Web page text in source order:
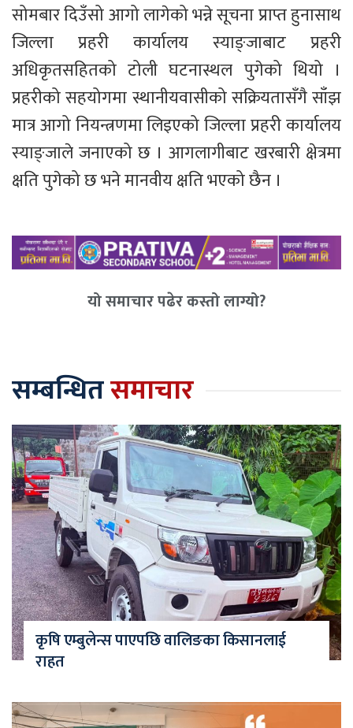
सोमबार दिउँसो आगो लागेको भन्ने सूचना प्राप्त हुनासाथ
जिल्ला प्रहरी कार्यालय स्याङ्जाबाट प्रहरी
अधिकृतसहितको टोली घटनास्थल पुगेको थियो ।
प्रहरीको सहयोगमा स्थानीयवासीको सक्रियतासँगै साँझ
मात्र आगो नियन्त्रणमा लिइएको जिल्ला प्रहरी कार्यालय
स्याङ्जाले जनाएको छ । आगलागीबाट खरबारी क्षेत्रमा
क्षति पुगेको छ भने मानवीय क्षति भएको छैन ।
यो समाचार पढेर कस्तो लाग्यो?
सम्बन्धितसमाचार
कृषि एम्बुलेन्स पाएपछि वालिङका किसानलाई
राहत